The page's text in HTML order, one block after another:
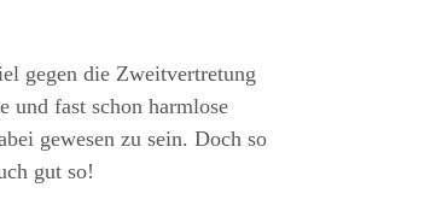
gegen die Zweitvertretung
und fast schon harmlose
gewesen zu sein. Doch so
gut so!